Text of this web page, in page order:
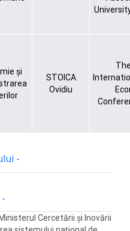
și
STOICA
Ovidiu
-
Cercetării și Inovării